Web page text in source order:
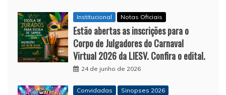
Institucional Notas Oficiais
Estão abertas as inscrições para o
Corpo de Julgadores do Carnaval
Virtual 2026 da LIESV. Confira o edital.
24 de junho de 2026
Convidadas Sinopses 2026